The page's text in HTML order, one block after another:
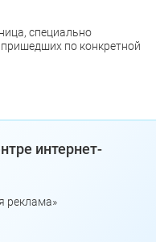
специально
по конкретной
интернет-
реклама»